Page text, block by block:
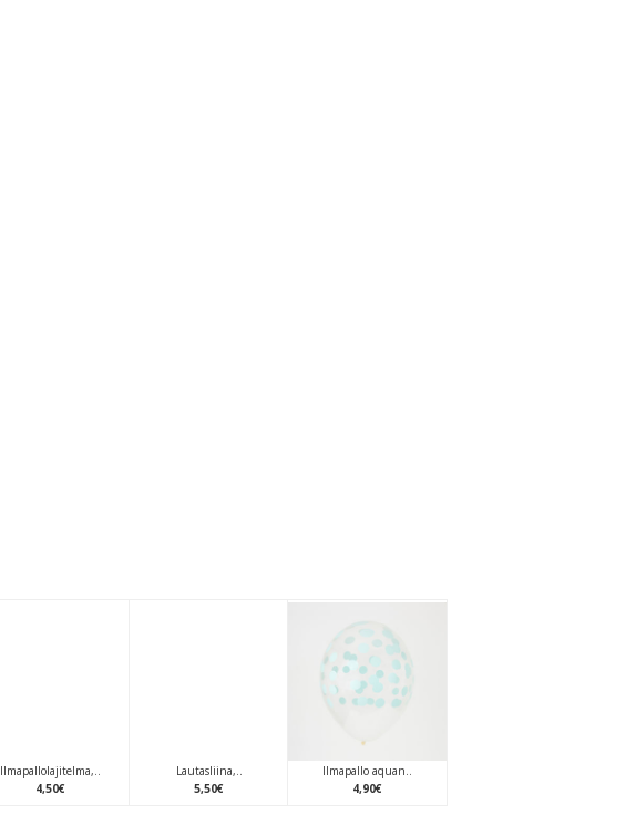
Ilmapallolajitelma,..
4,50€
Lautasliina,..
5,50€
Ilmapallo aquan..
4,90€